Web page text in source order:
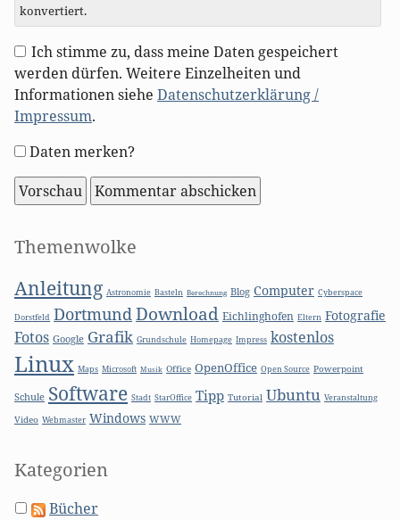
konvertiert.
Ich stimme zu, dass meine Daten gespeichert
werden dürfen. Weitere Einzelheiten und
Informationen siehe Datenschutzerklärung /
Impressum.
Formular-
Optionen
Daten merken?
Seitenleiste
Themenwolke
Anleitung Astronomie Basteln Berechnung Blog Computer Cyberspace
Dorstfeld DortmundDownload Eichlinghofen Eltern Fotografie
Fotos Google Grafik Grundschule Homepage Impress kostenlos
Linux Maps Microsoft Musik Office OpenOffice Open Source Powerpoint
Schule Software Stadt StarOffice Tipp Tutorial Ubuntu Veranstaltung
Video Webmaster Windows WWW
Kategorien
Bücher